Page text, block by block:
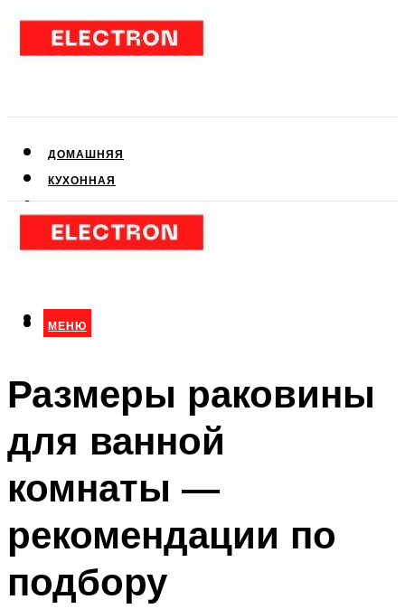
ДОМАШНЯЯ
КУХОННАЯ
КЛИМАТИЧЕСКАЯ
МЕНЮ
МЕНЮ
Размеры раковины
для ванной
комнаты —
рекомендации по
подбору